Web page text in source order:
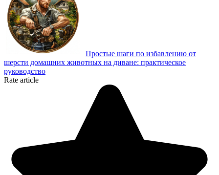
Простые шаги по избавлению от
шерсти домашних животных на диване: практическое
руководство
Rate article